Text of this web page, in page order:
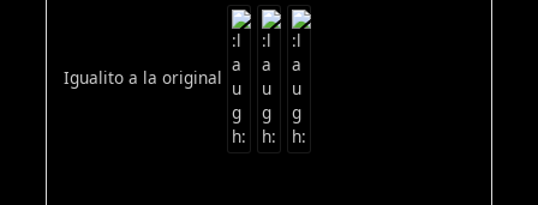
Igualito a la original